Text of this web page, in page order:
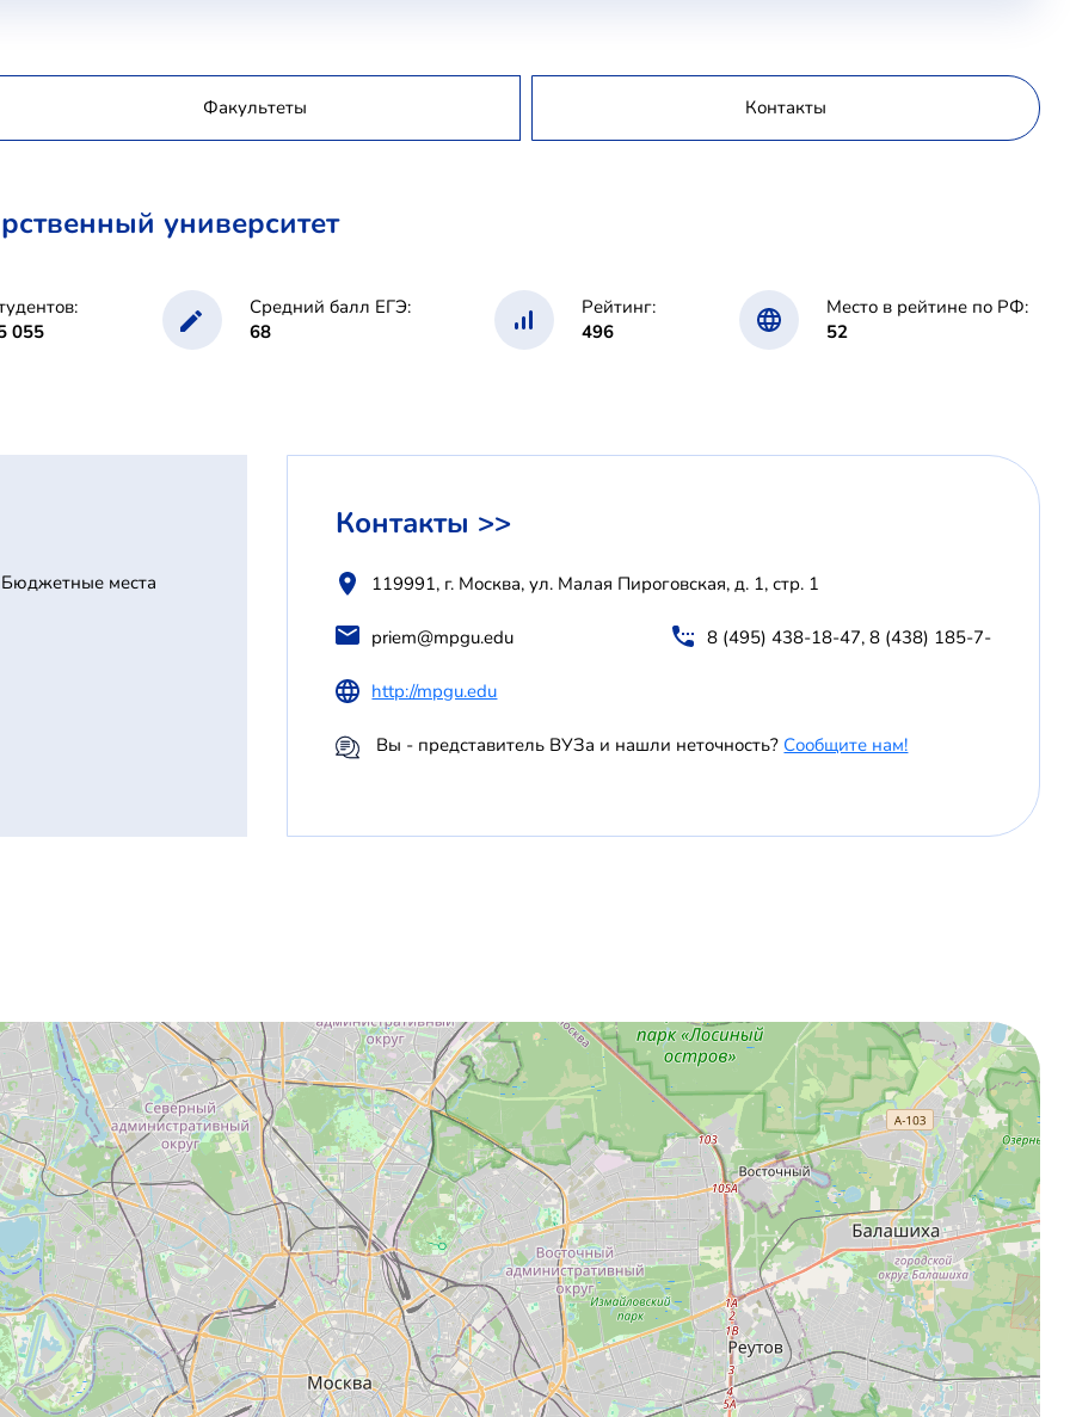
Факультеты Контакты
университет
055
Средний балл ЕГЭ:
68
Рейтинг:
496
Место в рейтине по РФ:
52
Бюджетные места
Контакты >>
119991, г. Москва, ул. Малая Пироговская, д. 1, стр. 1
priem@mpgu.edu 8 (495) 438-18-47, 8 (438) 185-7-
http://mpgu.edu
Вы - представитель ВУЗа и нашли неточность? Сообщите нам!